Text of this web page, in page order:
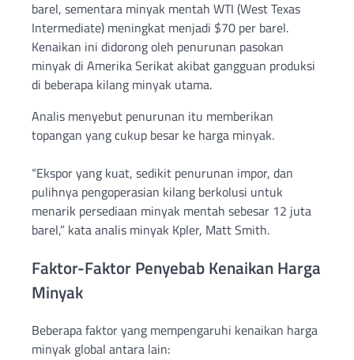
barel, sementara minyak mentah WTI (West Texas
Intermediate) meningkat menjadi $70 per barel.
Kenaikan ini didorong oleh penurunan pasokan
minyak di Amerika Serikat akibat gangguan produksi
di beberapa kilang minyak utama.
Analis menyebut penurunan itu memberikan
topangan yang cukup besar ke harga minyak.
“Ekspor yang kuat, sedikit penurunan impor, dan
pulihnya pengoperasian kilang berkolusi untuk
menarik persediaan minyak mentah sebesar 12 juta
barel,” kata analis minyak Kpler, Matt Smith.
Faktor-Faktor Penyebab Kenaikan Harga
Minyak
Beberapa faktor yang mempengaruhi kenaikan harga
minyak global antara lain: